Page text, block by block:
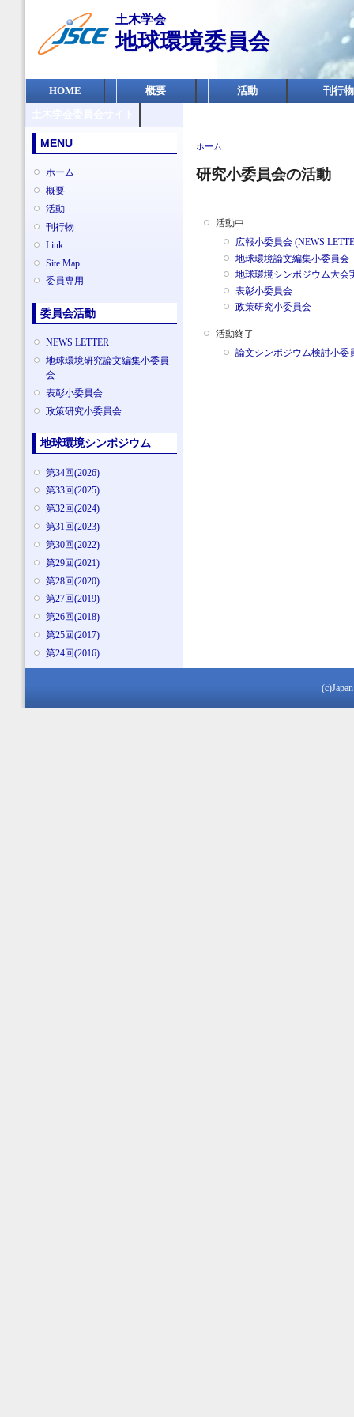
ン
テ
土木学会
地球環境委員会
メインメニュー
HOME 概要 活動
刊行物
MENU
ホーム
概要
活動
刊行物
Link
Site Map
委員専用
委員会活動
NEWS LETTER
地球環境研究論文編集小委員
会
表彰小委員会
政策研究小委員会
地球環境シンポジウム
第34回(2026)
第33回(2025)
第32回(2024)
第31回(2023)
第30回(2022)
第29回(2021)
第28回(2020)
第27回(2019)
第26回(2018)
第25回(2017)
第24回(2016)
現在地
ホーム
研究小委員会の活動
活動中
広報小委員会 (NEWS
地球環境論文編集小委員会
地球環境シンポジウム大会
表彰小委員会
政策研究小委員会
活動終了
論文シンポジウム検討小委